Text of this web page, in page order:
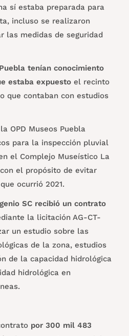
sí estaba preparada para
incluso se realizaron
las medidas de seguridad
tenían conocimiento
estaba expuesto el recinto
que contaban con estudios
OPD Museos Puebla
para la inspección pluvial
el Complejo Museístico La
el propósito de evitar
ocurrió 2021.
SC recibió un contrato
la licitación AG-CT-
un estudio sobre las
de la zona, estudios
de la capacidad hidrológica
hidrológica en
por 300 mil 483